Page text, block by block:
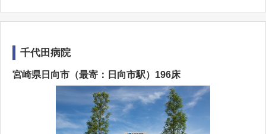
千代田病院
宮崎県日向市（最寄：日向市駅）196床